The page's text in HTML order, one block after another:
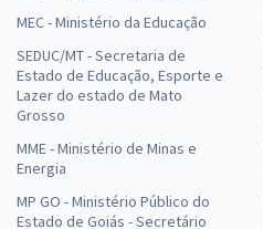
MEC - Ministério da Educação
SEDUC/MT - Secretaria de
Estado de Educação, Esporte e
Lazer do estado de Mato
Grosso
MME - Ministério de Minas e
Energia
MP GO - Ministério Público do
Estado de Goiás - Secretário